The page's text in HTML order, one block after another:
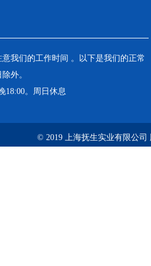
我们的工作时间 。以下是我们的正常
外。
18:00。周日休息
© 2019 上海抚生实业有限公司